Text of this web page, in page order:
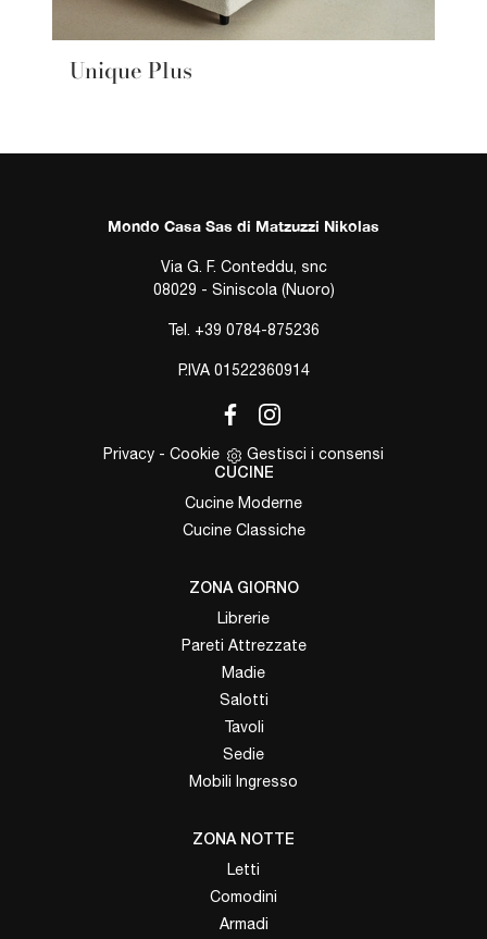
Unique Plus
Mondo Casa Sas di Matzuzzi Nikolas
Via G. F. Conteddu, snc
08029 - Siniscola (Nuoro)
Tel. +39 0784-875236
P.IVA 01522360914
Privacy - Cookie Gestisci i consensi
CUCINE
Cucine Moderne
Cucine Classiche
ZONA GIORNO
Librerie
Pareti Attrezzate
Madie
Salotti
Tavoli
Sedie
Mobili Ingresso
ZONA NOTTE
Letti
Comodini
Armadi